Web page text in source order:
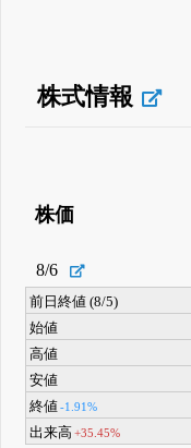
株式情報
株価
8/6
前日終値 (8/5)
始値
高値
安値
終値-1.91%
出来高+35.45%